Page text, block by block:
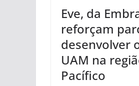
Eve, da
reforçam
desenvolver
UAM na
Pacífico